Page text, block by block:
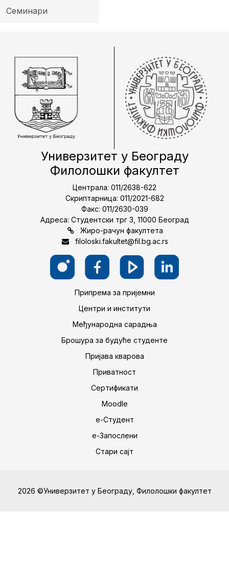
Семинари
Универзитет у Београду
Филолошки факултет
Централа: 011/2638-622
Скриптарница: 011/2021-682
Факс: 011/2630-039
Адреса: Студентски трг 3, 11000 Београд
Жиро-рачун факултета
filoloski.fakultet@fil.bg.ac.rs
Припрема за пријемни
Центри и институти
Међународна сарадња
Брошура за будуће студенте
Пријава кварова
Приватност
Сертификати
Moodle
е-Студент
е-Запослени
Стари сајт
2026 ©Универзитет у Београду, Филолошки факултет